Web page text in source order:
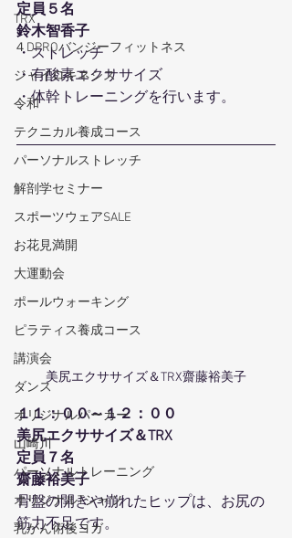
TRX
４DPROバンジーフィットネス
ジャイロキネシス
令和
テクニカル養成コース
パーソナルストレッチ
解剖学セミナー
スポーツウェアSALE
お花見満開
大運動会
ポールウォーキング
ピラティス養成コース
講演会
ダンス
オリジナルパーカー
山崎川
パーソナルトレーニング
オリジナルTシャツ
乳がん術後ヨガ
定員５名
鈴木智香子
・ストレッチ
・有酸素エクササイズ
・体幹トレーニングを行います。
美尻エクササイズ＆TRX齋藤裕美子
１１：００～１２：００
美尻エクササイズ＆TRX
定員７名
齋藤裕美子
骨盤の開きや崩れたヒップは、お尻の
筋力不足です。